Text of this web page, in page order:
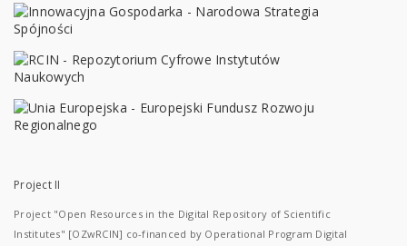
Project II
Project "Open Resources in the Digital Repository of Scientific
Institutes" [OZwRCIN] co-financed by Operational Program Digital